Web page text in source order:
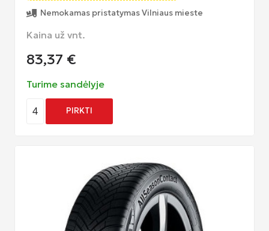
Nemokamas pristatymas Vilniaus mieste
Kaina už vnt.
83,37 €
Turime sandėlyje
4 PIRKTI